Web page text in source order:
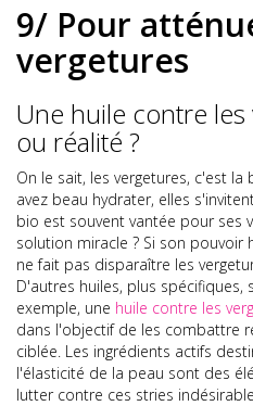
9/ Pour
vergetures
Une huile contre
ou réalité ?
On le sait, les vergetures, c'est
avez beau hydrater, elles
bio est souvent vantée pour ses
solution miracle ? Si son pouvoir
ne fait pas disparaître les
D'autres huiles, plus spécifiques,
exemple, une huile contre les
dans l'objectif de les combattre
ciblée. Les ingrédients actifs
l'élasticité de la peau sont des
lutter contre ces stries